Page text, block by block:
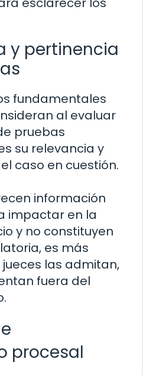
y pertinencia
fundamentales
al evaluar
pruebas
su relevancia y
caso en cuestión.
información
impactar en la
y no constituyen
es más
las admitan,
fuera del
procesal